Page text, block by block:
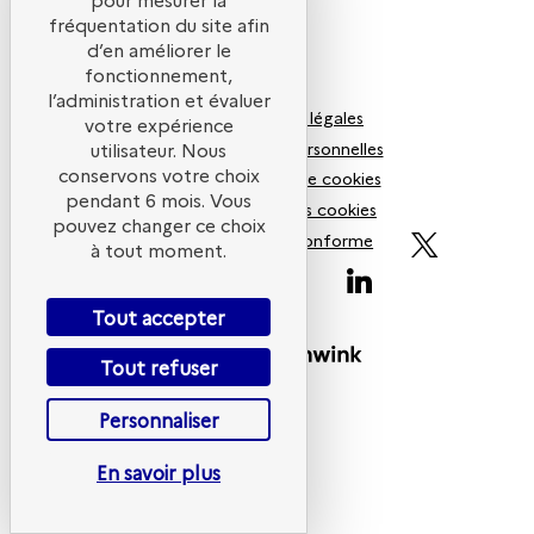
ADEME
Mentions légales
Données personnelles
Politiques de cookies
Gestion des cookies
Accessibilité non conforme
Powered by
fréquentation du site afin
d’en améliorer le
fonctionnement,
l’administration et évaluer
votre expérience
utilisateur. Nous
conservons votre choix
pendant 6 mois. Vous
pouvez changer ce choix
à tout moment.
Tout accepter
Tout refuser
Personnaliser
En savoir plus